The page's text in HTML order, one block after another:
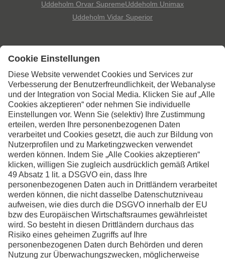
Uddeholm Orvar SupremeUddeholm Unimax
Uddeholm Vidar Superior
Kontaktieren Sie uns,
wenn Sie weitere
Informationen wünschen
Kontakt